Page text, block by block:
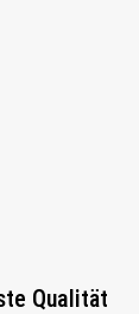
Qualität